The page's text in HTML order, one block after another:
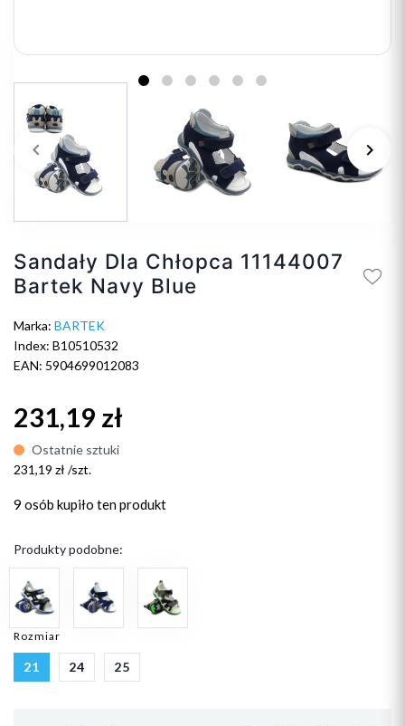
Poprzedni
keyboard_arrow_left keyboard_arrow_right
Sandały Dla Chłopca 11144007
Bartek Navy Blue
Marka: BARTEK
Index: B10510532
EAN: 5904699012083
231,19 zł
Ostatnie sztuki
231,19 zł /szt.
9 osób kupiło ten produkt
Produkty podobne:
Rozmiar
21 24 25